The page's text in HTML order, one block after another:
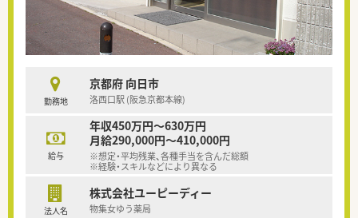
勤務地
京都府 向日市
洛西口駅 (阪急京都本線)
給与
年収450万円～630万円
月給290,000円～410,000円
※想定・平均残業、各種手当を含んだ総額
※経験・スキルなどにより異なる
法人名
株式会社ユーピーディー
物集女ゆう薬局